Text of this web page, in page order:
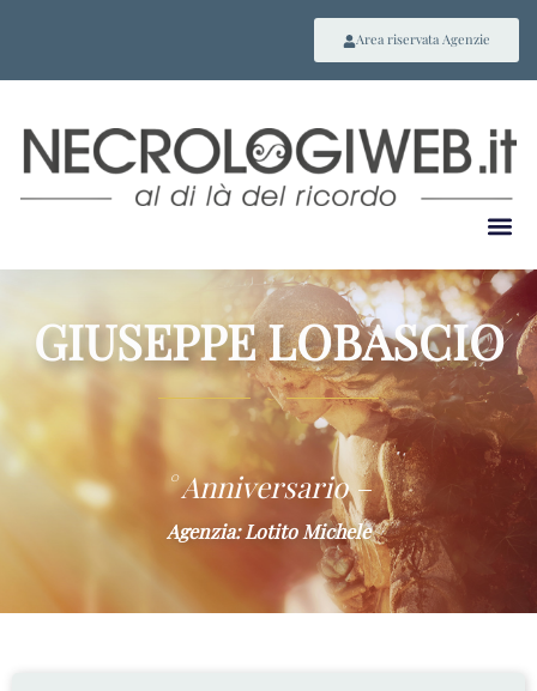
Area riservata Agenzie
GIUSEPPE LOBASCIO
~
° Anniversario –
Agenzia: Lotito Michele